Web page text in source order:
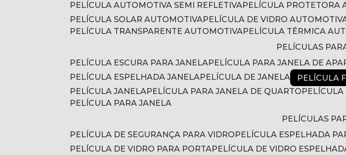
PELÍCULA AUTOMOTIVA SEMI REFLETIVA
PELÍCULA
PELÍCULA SOLAR AUTOMOTIVA
PELÍCULA DE VIDRO
PELÍCULA TRANSPARENTE AUTOMOTIVA
PELÍCULA TÉRMICA
PELÍCULAS
PELÍCULA ESCURA PARA JANELA
PELÍCULA PARA JANELA DE
PELÍCULA ESPELHADA JANELA
PELÍCULA DE JANELA PELÍCULA
PELÍCULA JANELA
PELÍCULA PARA JANELA DE QUARTO
PELÍCULA PARA JANELA
PELÍCULAS
PELÍCULA DE SEGURANÇA PARA VIDRO
PELÍCULA ESPELHADA
PELÍCULA DE VIDRO PARA PORTA
PELÍCULA DE VIDRO